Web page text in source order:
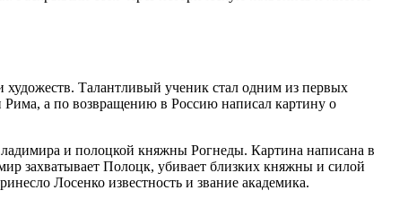
Талантливый ученик стал одним из первых
Рима, а по возвращению в Россию написал картину о
и полоцкой княжны Рогнеды. Картина написана в
захватывает Полоцк, убивает близких княжны и силой
Лосенко известность и звание академика.